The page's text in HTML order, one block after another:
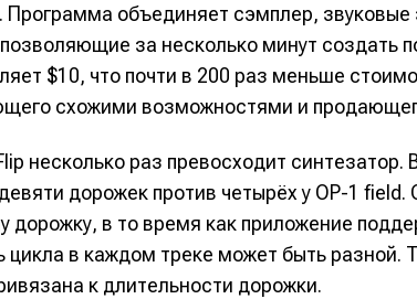
Программа объединяет сэмплер,
за несколько минут создать
$10, что почти в 200 раз меньше
схожими возможностями и
несколько раз превосходит
дорожек против четырёх у OP-1
дорожку, в то время как приложение
цикла в каждом треке может быть разной.
к длительности дорожки.